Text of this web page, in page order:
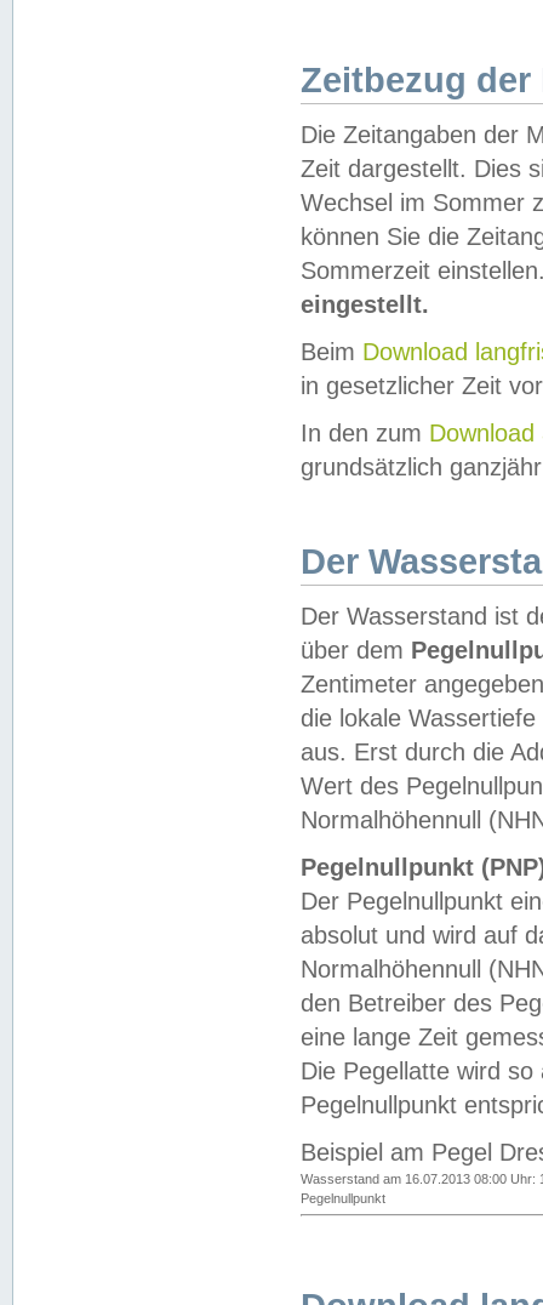
Zeitbezug der
Die Zeitangaben der
Zeit dargestellt. Dies
Wechsel im Sommer
können Sie die
Sommerzeit
eingestellt.
Beim Download
in gesetzlicher Zeit
In den zum Download
grundsätzlich
Der
Der Wasserstand ist
über dem
Zentimeter
die lokale
aus. Erst durch die
Wert des
Normalhöhennull
Pegelnullpunkt
Der Pegelnullpunkt
absolut und wird auf
Normalhöhennull
den Betreiber des
eine lange Zeit
Die Pegellatte wird
Pegelnullpunkt
Beispiel am Pegel
Wasserstand am 16.07.2013 08:00 Uhr:
Pegelnullpunkt